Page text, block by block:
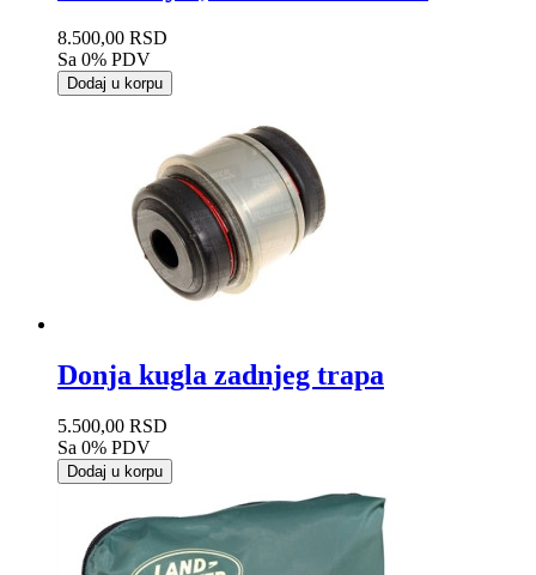
8.500,00 RSD
Sa 0% PDV
Dodaj u korpu
Donja kugla zadnjeg trapa
5.500,00 RSD
Sa 0% PDV
Dodaj u korpu